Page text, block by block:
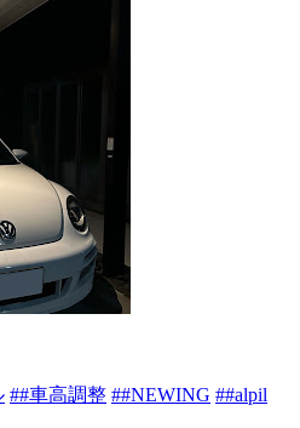
##車高調整 ##NEWING ##alpil